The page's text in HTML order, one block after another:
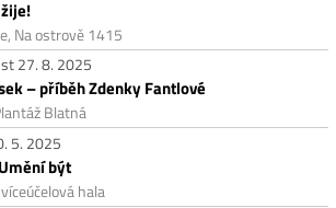
Na ostrově 1415
27. 8. 2025
– příběh Zdenky Fantlové
Blatná
5. 2025
být
hala